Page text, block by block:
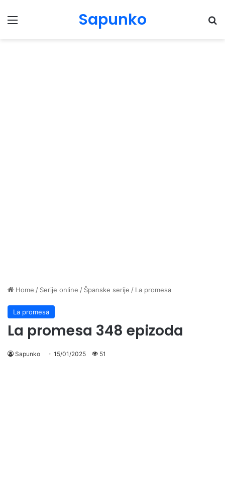
Menu Sapunko
Home / Serije online / Španske serije / La promesa
La promesa
La promesa 348 epizoda
Sapunko 15/01/2025 51